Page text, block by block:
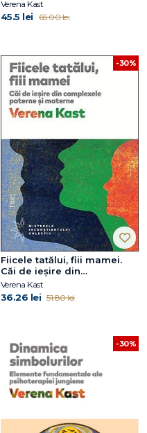
Verena Kast
45.5 lei 65.00 lei
-30%
Fiicele tatălui, fiii mamei.
Căi de ieşire din
complexele paterne şi
materne
Verena Kast
36.26 lei 51.80 lei
-30%